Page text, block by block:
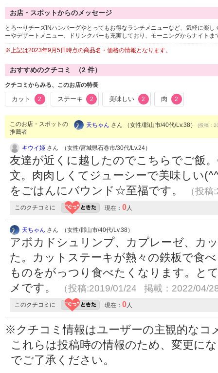
お店・スポットからのメッセージ
とろ〜りチーズINハンバーグやとってもお得なランチメニューなど、気軽に楽
ーやデザートメニュー、ドリンクバーも充実しており、モーニングからナイト
※上記は2023年9月5日時点の商品名・価格の情報となります。
おすすめのクチコミ （2 件）
クチコミからみる、このお店の特長
カット 2 ステーキ 2 美味しい 2 肉 2
このお店・スポットの
推薦者
天ちゃん さん （女性/郡山市/40代/Lv.38） (投稿：
キウイ姫 さん （女性/宮城県石巻市/30代/Lv.24）
友達が近くに越したのでこちらでご飯
文。肉肉しくてジューシーで美味しい
をごはんにバウンド☆至福です。
（投
このクチコミに 現在： 0 人
天ちゃん さん （女性/郡山市/40代/Lv.38）
アボカドシュリンプ、カプレーゼ、カ
た。カットステーキが熱々の鉄板で食
ものをがっつり食べたくなります。と
メです。
（投稿:2019/01/24 掲載：2022/04/
このクチコミに 現在： 0 人
※クチコミ情報はユーザーの主観的なコ
これらは投稿時の情報のため、変更に
でご了承ください。